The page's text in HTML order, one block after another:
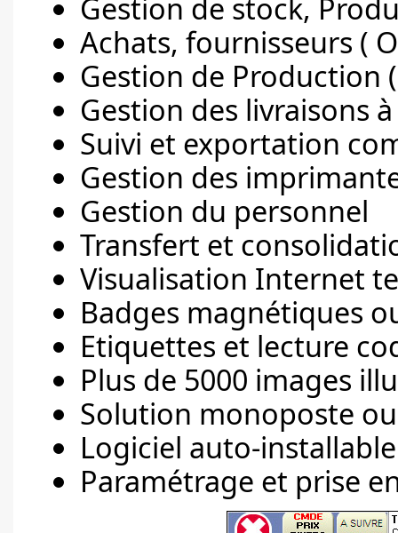
Gestion de stock,
Achats, fournisseurs (
Gestion de Production
Gestion des livraisons
Suivi et exportation
Gestion des
Gestion du personnel
Transfert et
Visualisation Internet
Badges magnétiques
Etiquettes et lecture
Plus de 5000 images
Solution monoposte
Logiciel auto-installable
Paramétrage et prise